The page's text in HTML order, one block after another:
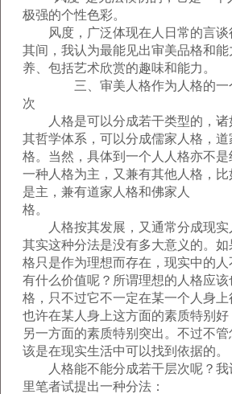
极强的个性色彩。
风度，广泛体现在人日常的言谈
其间，我认为最能见出审美品格和
养、包括艺术欣赏的趣味和能力。
三、审美人格作为人格的一
次
人格是可以分成若干类型的，诸
其哲学体系，可以分成儒家人格，道
格。当然，具体到一个人人格亦不
一种人格为主，又兼有其他人格，
是主，兼有道家人格和佛家人
格
人格按其发展，又通常分成现实
其实这种分法是没有多大意义的。如
格只是作为理想而存在，现实中的人
有什么价值呢？所谓理想的人格应该
格，只不过它不一定在某一个人身上
也许在某人身上这方面的素质特别好
另一方面的素质特别突出。不过不
该是在现实生活中可以找到依据的。
人格能不能分成若干层次呢？我
里笔者试提出一种分法：